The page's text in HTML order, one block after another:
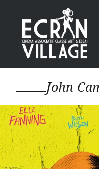
contenu
principal
ÉCRAN
John